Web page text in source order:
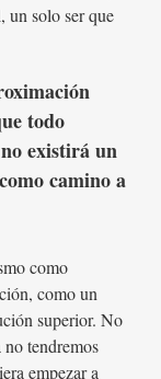
un solo ser que
todo
existirá un
camino a
como
como un
superior. No
tendremos
empezar a